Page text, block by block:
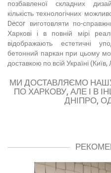
позбавленої складних
кількість технологічних
Decor виготовляти по-
Харкові і в повній мірі
відображають естетичні
бетонний паркан при цьому
доставкою по всій Україні
МИ ДОСТАВЛЯЄМО
ПО ХАРКОВУ, АЛЕ І В
ДНІПРО,